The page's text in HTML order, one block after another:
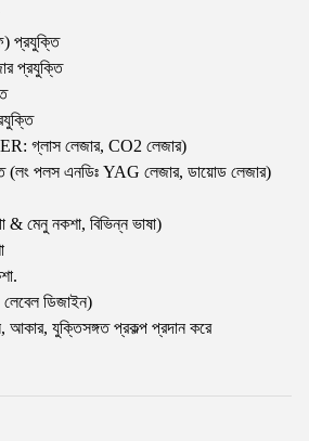
প্রযুক্তি
প্রযুক্তি
গ্লাস লেজার, CO2 লেজার)
(লং পলস এনডিঃ YAG লেজার, ডায়োড লেজার)
মেনু নকশা, বিভিন্ন ভাষা)
লেবেল ডিজাইন)
আকার, যুক্তিসঙ্গত প্রকল্প প্রদান করে